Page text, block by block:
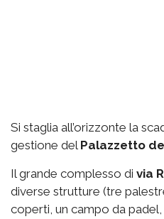
Si staglia all’orizzonte la
gestione del Palazzetto
Il grande complesso di via
diverse strutture (tre
coperti, un campo da